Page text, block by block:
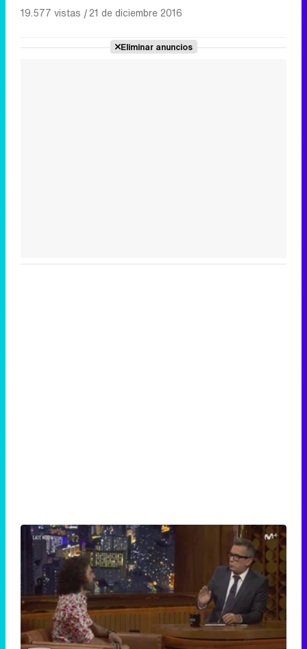
19.577 vistas |21 de diciembre 2016
Eliminar anuncios